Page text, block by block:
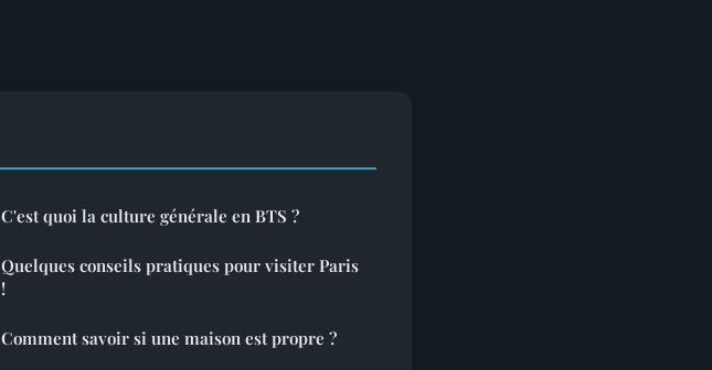
C'est quoi la culture générale en BTS ?
Quelques conseils pratiques pour visiter Paris
!
Comment savoir si une maison est propre ?